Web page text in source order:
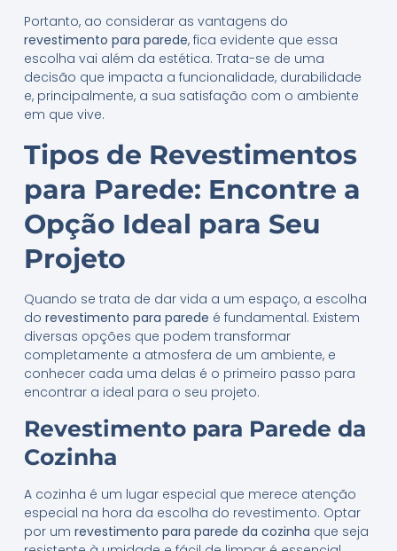
Portanto, ao considerar as vantagens do
revestimento para parede, fica evidente que essa
escolha vai além da estética. Trata-se de uma
decisão que impacta a funcionalidade, durabilidade
e, principalmente, a sua satisfação com o ambiente
em que vive.
Tipos de Revestimentos
para Parede: Encontre a
Opção Ideal para Seu
Projeto
Quando se trata de dar vida a um espaço, a escolha
do revestimento para parede é fundamental. Existem
diversas opções que podem transformar
completamente a atmosfera de um ambiente, e
conhecer cada uma delas é o primeiro passo para
encontrar a ideal para o seu projeto.
Revestimento para Parede da
Cozinha
A cozinha é um lugar especial que merece atenção
especial na hora da escolha do revestimento. Optar
por um revestimento para parede da cozinha que seja